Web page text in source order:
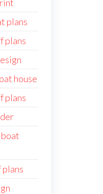
plans
plans
house
plans